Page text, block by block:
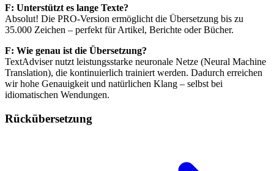
F: Unterstützt es lange Texte?
Absolut! Die PRO-Version ermöglicht die Übersetzung bis zu
35.000 Zeichen – perfekt für Artikel, Berichte oder Bücher.
F: Wie genau ist die Übersetzung?
TextAdviser nutzt leistungsstarke neuronale Netze (Neural Machine
Translation), die kontinuierlich trainiert werden. Dadurch erreichen
wir hohe Genauigkeit und natürlichen Klang – selbst bei
idiomatischen Wendungen.
Rückübersetzung